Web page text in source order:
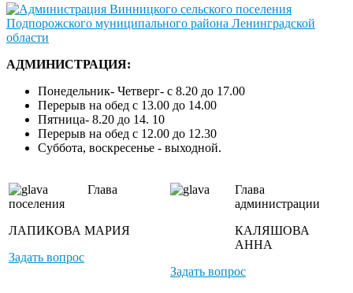
АДМИНИСТРАЦИЯ:
Понедельник- Четверг- с 8.20 до 17.00
Перерыв на обед с 13.00 до 14.00
Пятница- 8.20 до 14. 10
Перерыв на обед с 12.00 до 12.30
Суббота, воскресенье - выходной.
Глава
поселения
ЛАПИКОВА МАРИЯ
Задать вопрос
Глава
администрации
КАЛЯШОВА
АННА
Задать вопрос